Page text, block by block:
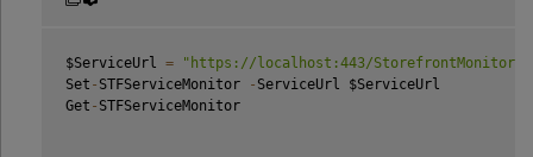
$ServiceUrl =
"https://localhost:443/StorefrontMonitor"
Set - STFServiceMonitor - ServiceUrl $ServiceUrl
Get - STFServiceMonitor